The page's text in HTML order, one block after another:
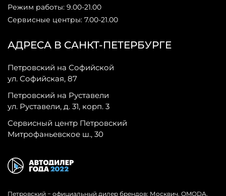
АДРЕСА В САНКТ-ПЕТЕРБУРГЕ
Петровский на Софийской
ул. Софийская, 87
Петровский на Руставели
ул. Руставели, д. 31, корп. 3
Сервисный центр Петровский
Митрофаньевское ш., 30
Режим работы: 9.00-21.00
Сервисные центры: 7.00-21.00
Петровский − официальный дилер брендов: Москвич, OMODA,